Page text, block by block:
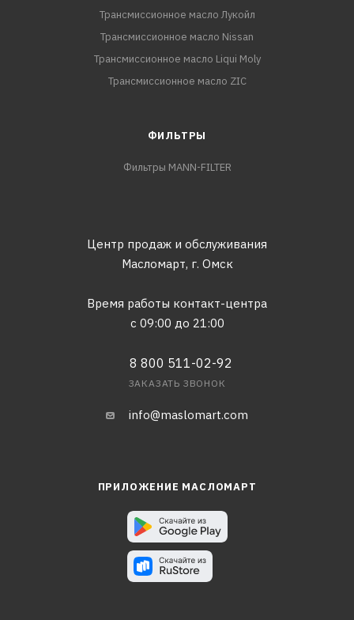
Трансмиссионное масло Лукойл
Трансмиссионное масло Nissan
Трансмиссионное масло Liqui Moly
Трансмиссионное масло ZIC
ФИЛЬТРЫ
Фильтры MANN-FILTER
Центр продаж и обслуживания
Масломарт, г. Омск
Время работы контакт-центра
с 09:00 до 21:00
8 800 511-02-92
ЗАКАЗАТЬ ЗВОНОК
info@maslomart.com
ПРИЛОЖЕНИЕ МАСЛОМАРТ